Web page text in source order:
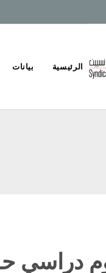
Skip
to
content
الرئيسية بيانات
دراسي